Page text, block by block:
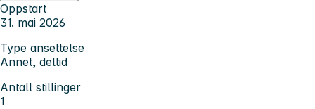
Oppstart
31. mai 2026
Type ansettelse
Annet, deltid
Antall stillinger
1